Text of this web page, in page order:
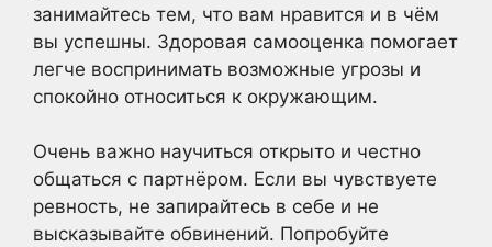
занимайтесь тем, что вам нравится и в чём
вы успешны. Здоровая самооценка помогает
легче воспринимать возможные угрозы и
спокойно относиться к окружающим.
Очень важно научиться открыто и честно
общаться с партнёром. Если вы чувствуете
ревность, не запирайтесь в себе и не
высказывайте обвинений. Попробуйте